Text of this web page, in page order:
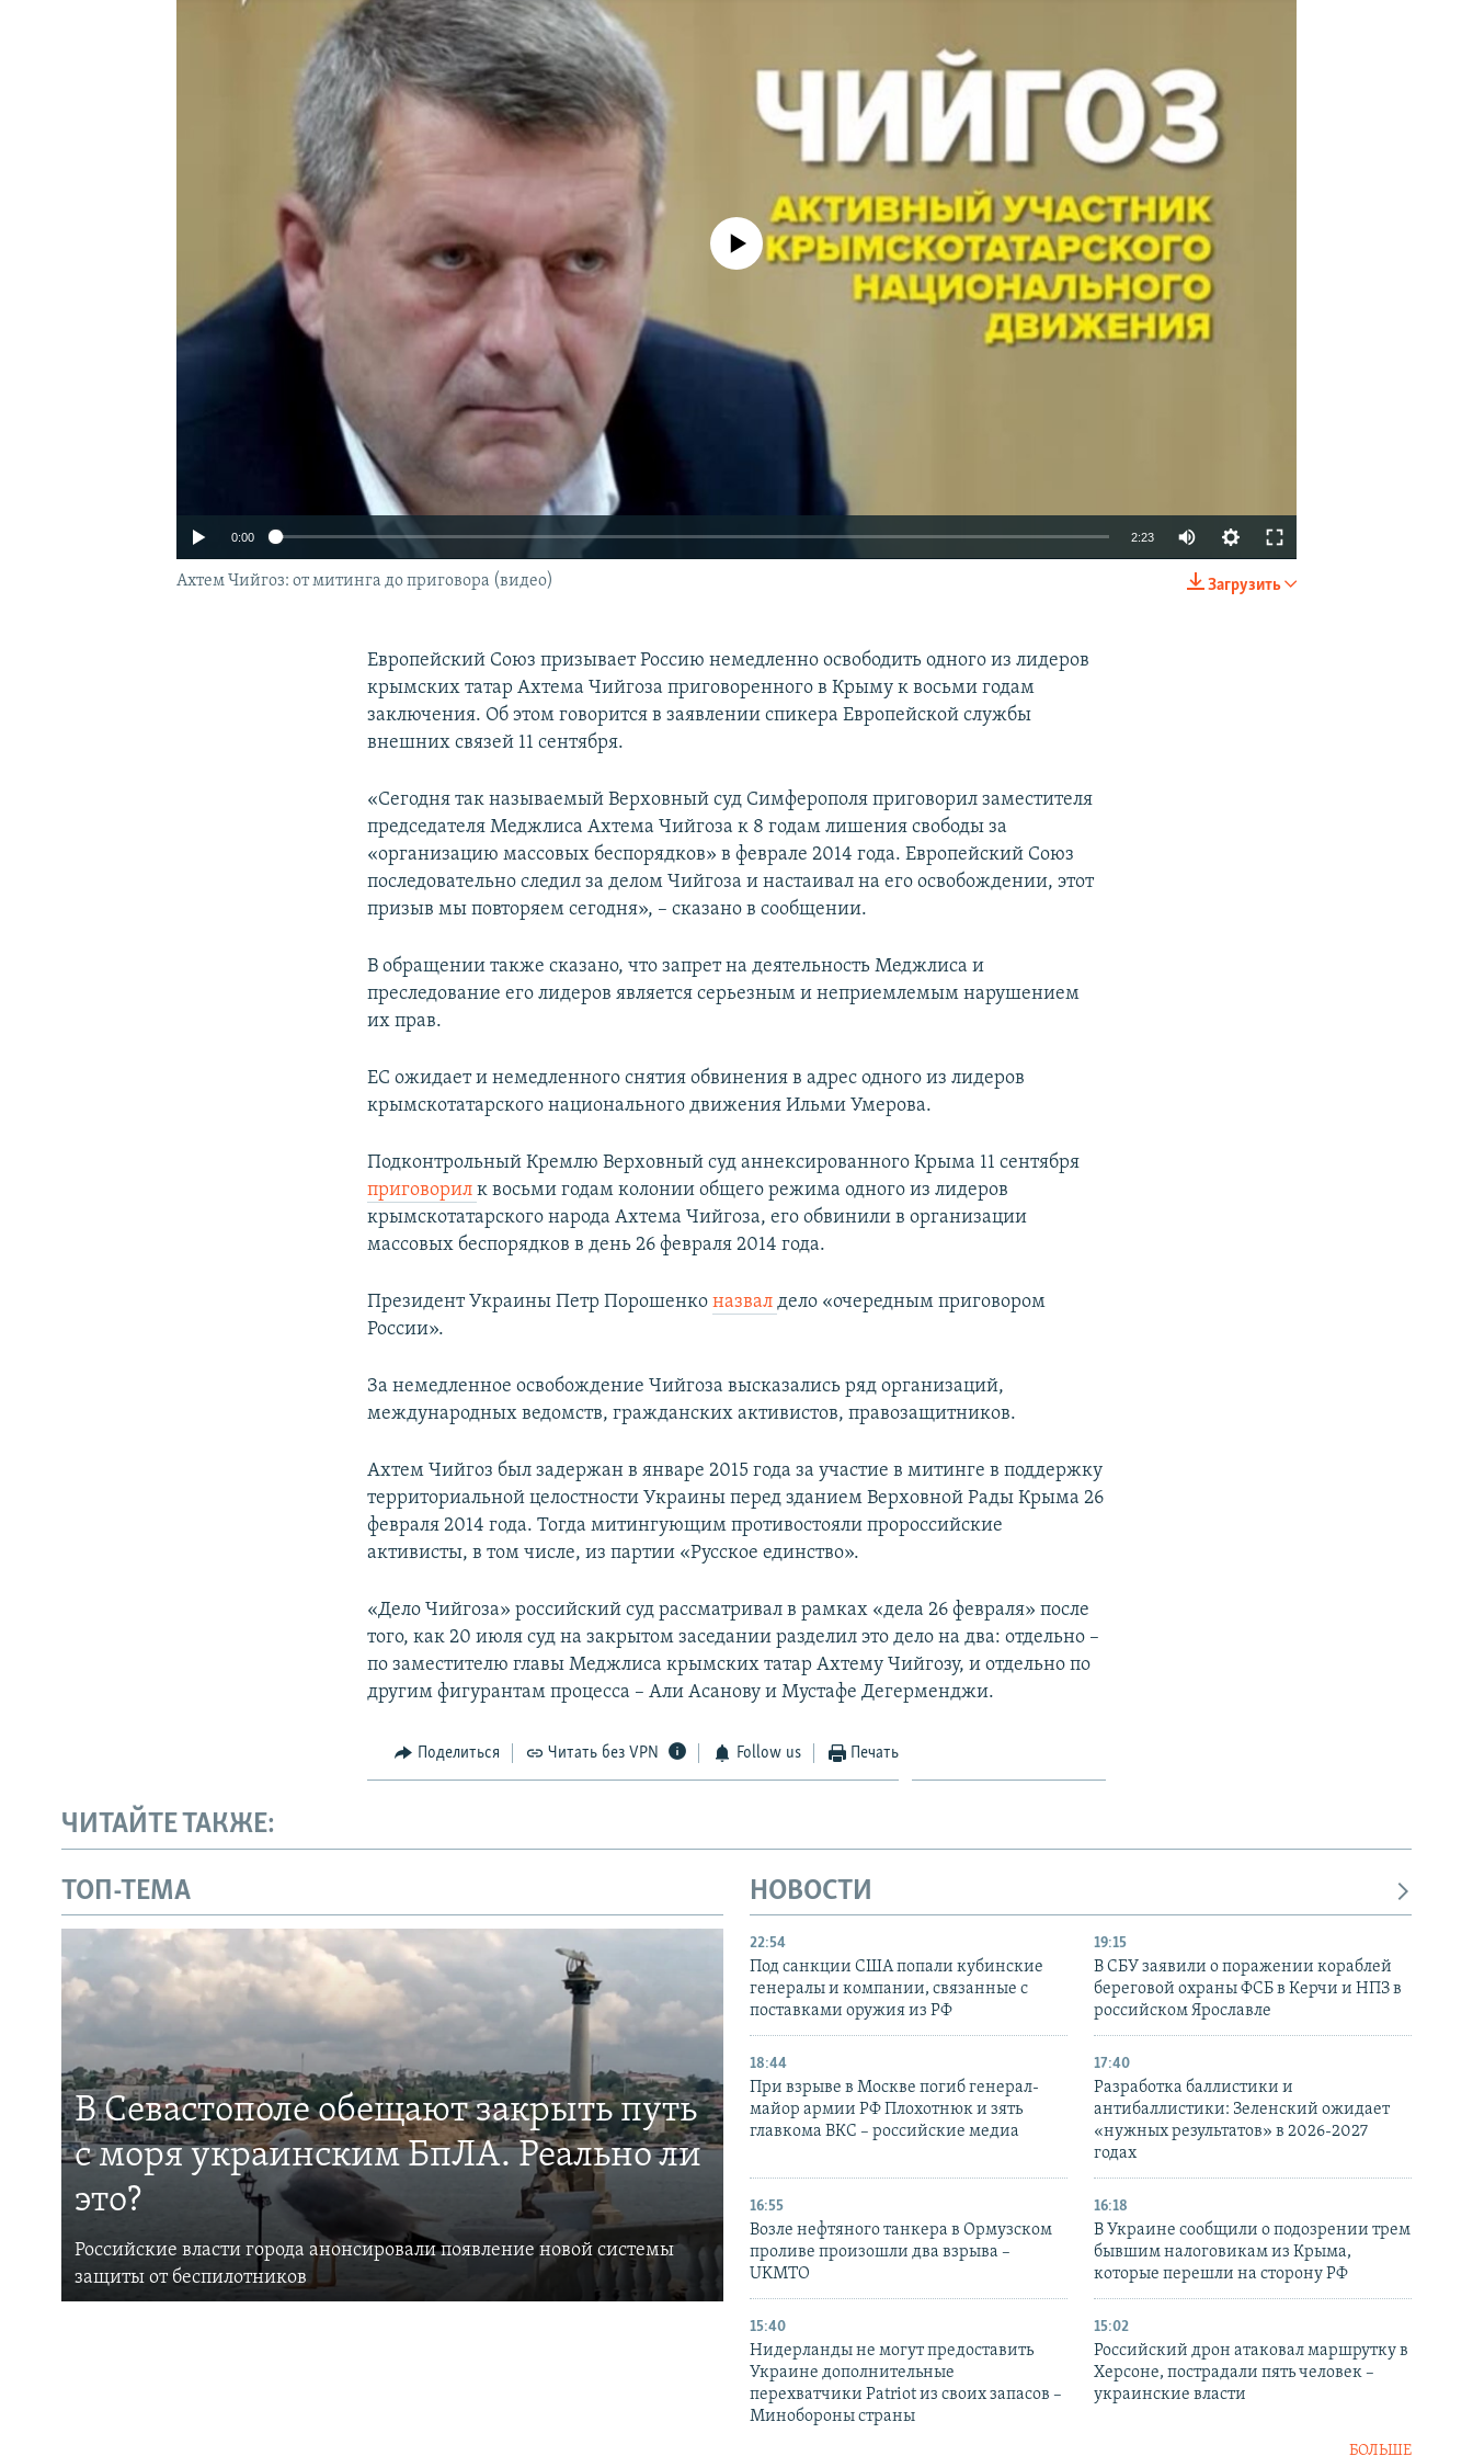
SHARE
No media source currently available
0:00 2:23
Загрузить
Ахтем Чийгоз: от митинга до приговора (видео)
Европейский Союз призывает Россию немедленно освободить одного из лидеров
крымских татар Ахтема Чийгоза приговоренного в Крыму к восьми годам
заключения. Об этом говорится в заявлении спикера Европейской службы
внешних связей 11 сентября.
«Сегодня так называемый Верховный суд Симферополя приговорил заместителя
председателя Меджлиса Ахтема Чийгоза к 8 годам лишения свободы за
«организацию массовых беспорядков» в феврале 2014 года. Европейский Союз
последовательно следил за делом Чийгоза и настаивал на его освобождении, этот
призыв мы повторяем сегодня», – сказано в сообщении.
В обращении также сказано, что запрет на деятельность Меджлиса и
преследование его лидеров является серьезным и неприемлемым нарушением
их прав.
ЕС ожидает и немедленного снятия обвинения в адрес одного из лидеров
крымскотатарского национального движения Ильми Умерова.
Подконтрольный Кремлю Верховный суд аннексированного Крыма 11 сентября
приговорилк восьми годам колонии общего режима одного из лидеров
крымскотатарского народа Ахтема Чийгоза, его обвинили в организации
массовых беспорядков в день 26 февраля 2014 года.
Президент Украины Петр Порошенконазвалдело «очередным приговором
России».
За немедленное освобождение Чийгоза высказались ряд организаций,
международных ведомств, гражданских активистов, правозащитников.
Ахтем Чийгоз был задержан в январе 2015 года за участие в митинге в поддержку
территориальной целостности Украины перед зданием Верховной Рады Крыма 26
февраля 2014 года. Тогда митингующим противостояли пророссийские
активисты, в том числе, из партии «Русское единство».
«Дело Чийгоза» российский суд рассматривал в рамках «дела 26 февраля» после
того, как 20 июля суд на закрытом заседании разделил это дело на два: отдельно –
по заместителю главы Меджлиса крымских татар Ахтему Чийгозу, и отдельно по
другим фигурантам процесса – Али Асанову и Мустафе Дегерменджи.
Поделиться Читать без VPN Follow us Печать
ЧИТАЙТЕ ТАКЖЕ:
ТОП-ТЕМА
В Севастополе обещают закрыть путь
с моря украинским БпЛА. Реально ли
это?
Российские власти города анонсировали появление новой системы
защиты от беспилотников
НОВОСТИ
22:54
Под санкции США попали кубинские
генералы и компании, связанные с
поставками оружия из РФ
19:15
В СБУ заявили о поражении кораблей
береговой охраны ФСБ в Керчи и НПЗ в
российском Ярославле
18:44
При взрыве в Москве погиб генерал-
майор армии РФ Плохотнюк и зять
главкома ВКС – российские медиа
17:40
Разработка баллистики и
антибаллистики: Зеленский ожидает
«нужных результатов» в 2026-2027
годах
16:55
Возле нефтяного танкера в Ормузском
проливе произошли два взрыва –
UKMTO
16:18
В Украине сообщили о подозрении трем
бывшим налоговикам из Крыма,
которые перешли на сторону РФ
15:40
Нидерланды не могут предоставить
Украине дополнительные
перехватчики Patriot из своих запасов –
Минобороны страны
15:02
Российский дрон атаковал маршрутку в
Херсоне, пострадали пять человек –
украинские власти
БОЛЬШЕ